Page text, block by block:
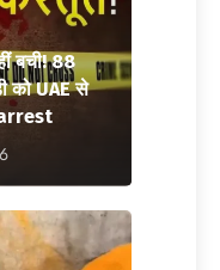
बची! 88
को UAE से